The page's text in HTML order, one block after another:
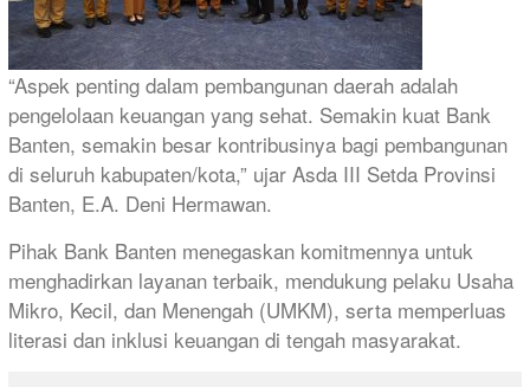
“Aspek penting dalam pembangunan daerah adalah
pengelolaan keuangan yang sehat. Semakin kuat Bank
Banten, semakin besar kontribusinya bagi pembangunan
di seluruh kabupaten/kota,” ujar Asda III Setda Provinsi
Banten, E.A. Deni Hermawan.
Pihak Bank Banten menegaskan komitmennya untuk
menghadirkan layanan terbaik, mendukung pelaku Usaha
Mikro, Kecil, dan Menengah (UMKM), serta memperluas
literasi dan inklusi keuangan di tengah masyarakat.